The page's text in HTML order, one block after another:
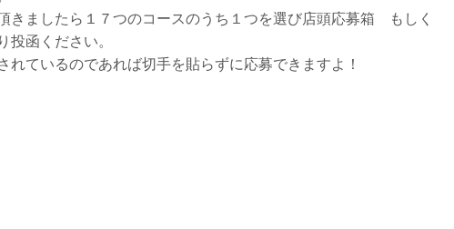
きましたら１７つのコースのうち１つを選び店頭応募箱 もしく
投函ください。
れているのであれば切手を貼らずに応募できますよ！